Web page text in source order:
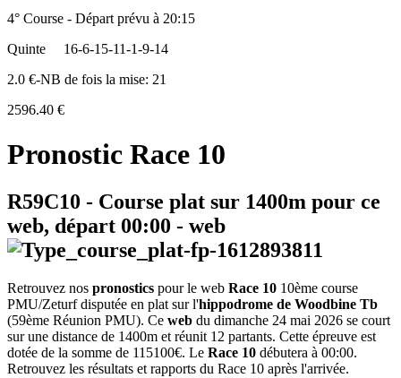
4° Course - Départ prévu à 20:15
Quinte
16-6-15-11-1-9-14
2.0 €-NB de fois la mise: 21
2596.40 €
Pronostic Race 10
R59C10 - Course plat sur 1400m pour ce
web, départ 00:00 - web
Retrouvez nos pronostics pour le web Race 10 10ème course
PMU/Zeturf disputée en plat sur l'hippodrome de Woodbine Tb
(59ème Réunion PMU). Ce web du dimanche 24 mai 2026 se court
sur une distance de 1400m et réunit 12 partants. Cette épreuve est
dotée de la somme de 115100€. Le Race 10 débutera à 00:00.
Retrouvez les résultats et rapports du Race 10 après l'arrivée.